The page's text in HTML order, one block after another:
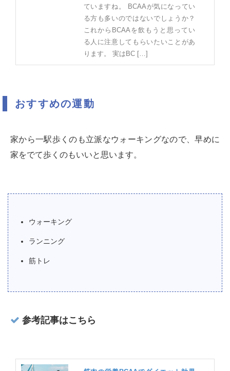
ていますね。 BCAAが気になってい
る方も多いのではないでしょうか？
これからBCAAを飲もうと思ってい
る人に注意してもらいたいことがあ
ります。 実はBC […]
おすすめの運動
家から一駅歩くのも立派なウォーキングなので、早めに
家をでて歩くのもいいと思います。
ウォーキング
ランニング
筋トレ
参考記事はこちら